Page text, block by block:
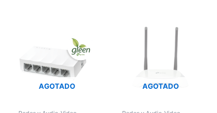
AGOTADO AGOTADO